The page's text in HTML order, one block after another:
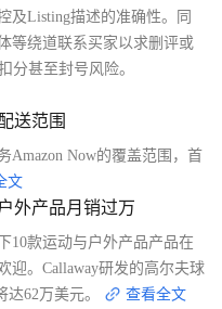
及Listing描述的准确性。同
等绕道联系买家以求删评或
分甚至封号风险。
送范围
Amazon Now的覆盖范围，首
文
外产品月销过万
10款运动与户外产品产品在
迎。Callaway研发的高尔夫球
达62万美元。
查看全文